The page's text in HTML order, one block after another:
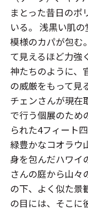
まとった昔日のポ
いる。 浅黒い肌
模様のカパが包む
て見えるほど力強
神たちのように、
の威厳をもって見
チェンさんが現在
で行う個展のため
られた4フィート
緑豊かなコオラウ
身を包んだハワイ
さんの庭から山々
の下、よく似た景
の目には、そこに